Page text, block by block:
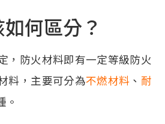
何區分？
，防火材料即有一定等級防火
料，主要可分為不燃材料 、 耐
。